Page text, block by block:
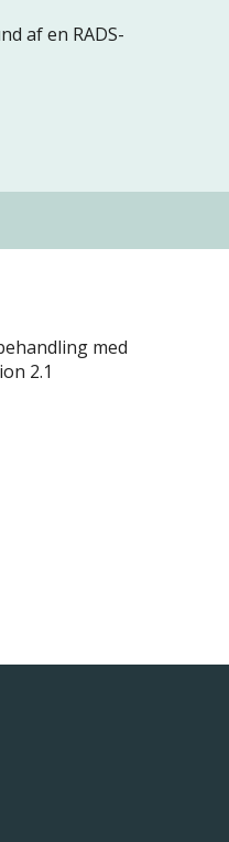
af en RADS-
med
2.1